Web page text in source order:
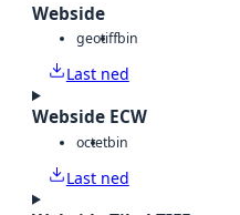
Webside
geotiffbin
Last ned
Webside ECW
octetbin
Last ned